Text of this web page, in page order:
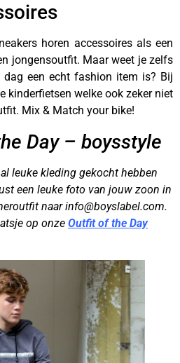
horen accessoires als een
jongensoutfit. Maar weet je zelfs
een echt fashion item is? Bij
kinderfietsen welke ook zeker niet
Mix & Match your bike!
Day – boysstyle
leuke kleding gekocht hebben
een leuke foto van jouw zoon in
naar info@boyslabel.com.
op onze Outfit of the Day